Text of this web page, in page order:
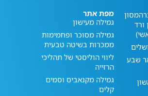
ורד
שבע
מפת אתר
גמילה מעישון
גמילה מסוכר ופחמימות
ממכרות בשיטה טבעית
ליווי הוליסטי של תהליכי
הרזייה
גמילה מקנאביס וסמים
קלים